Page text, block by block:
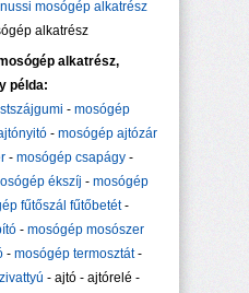
mosógép alkatrész
alkatrész
alkatrész,
példa:
- mosógép
- mosógép ajtózár
- mosógép csapágy-
ékszíj - mosógép
fűtőszál fűtőbetét-
- mosógép mosószer
- mosógép termosztát-
- ajtó - ajtórelé -